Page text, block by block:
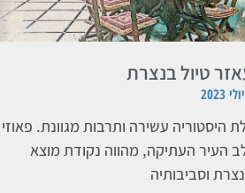
טיול בנצרת
היסטוריה עשירה ותרבות מגוונת. פאוזי
העיר העתיקה, מהווה נקודת מוצא
וסביבותיה